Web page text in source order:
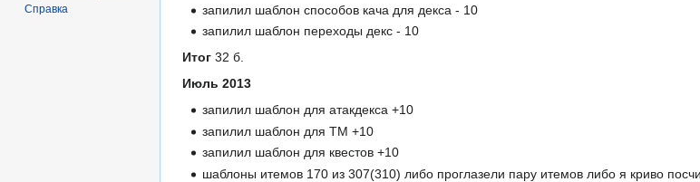
запилил шаблон способов кача для декса - 10
запилил шаблон переходы декс - 10
Итог 32 б.
Июль 2013
запилил шаблон для атакдекса +10
запилил шаблон для ТМ +10
запилил шаблон для квестов +10
шаблоны итемов 170 из 307(310) либо проглазели пару итемов либо я криво
Справка